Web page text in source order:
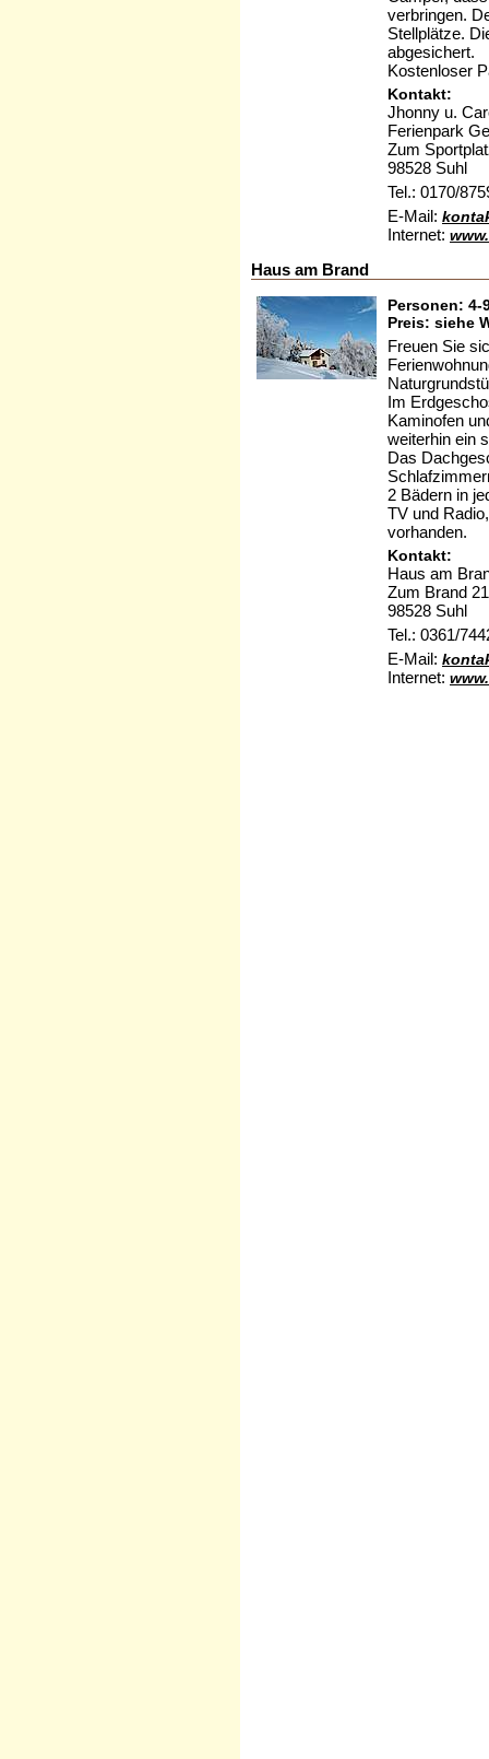
verbringen.
Stellplätze.
abgesichert.
Kostenloser
Kontakt:
Jhonny u.
Ferienpark
Zum
98528 Suhl
Tel.: 0170/
E-Mail:
Internet:
Haus am Brand
Personen: 4-
Preis: siehe
Freuen Sie
Im
Kaminofen
weiterhin ein
Das
2 Bädern in
TV und
vorhanden.
Kontakt:
Haus am
Zum Brand 21
98528 Suhl
Tel.: 0361/
E-Mail:
Internet: